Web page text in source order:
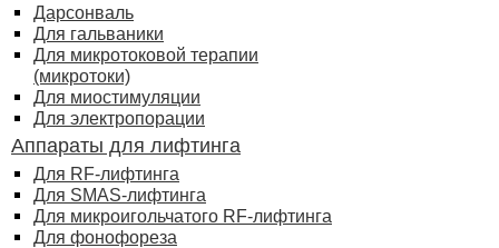
Дарсонваль
Для гальваники
Для микротоковой терапии
(микротоки)
Для миостимуляции
Для электропорации
Аппараты для лифтинга
Для RF-лифтинга
Для SMAS-лифтинга
Для микроигольчатого RF-лифтинга
Для фонофореза